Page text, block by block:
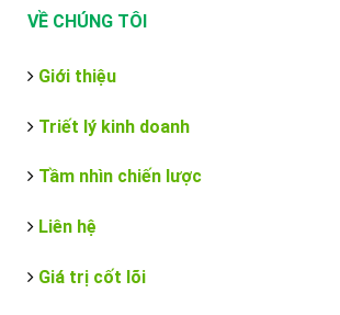
VỀ CHÚNG TÔI
Giới thiệu
Triết lý kinh doanh
Tầm nhìn chiến lược
Liên hệ
Giá trị cốt lõi